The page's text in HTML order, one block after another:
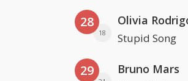
28
18
Olivia
Stupid Song
29 Bruno Mars